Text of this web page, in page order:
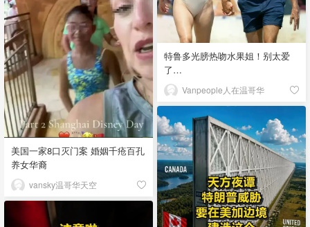
特鲁多光膀热吻水果姐！别太爱
了…
Vanpeople人在温哥华
美国一家8口灭门案 婚姻千疮百孔
养女华裔
vansky温哥华天空